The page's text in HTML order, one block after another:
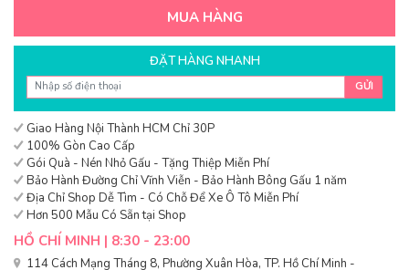
MUA HÀNG
ĐẶT HÀNG NHANH
GỬI
Giao Hàng Nội Thành HCM Chỉ 30P
100% Gòn Cao Cấp
Gói Quà - Nén Nhỏ Gấu - Tặng Thiệp Miễn Phí
Bảo Hành Đường Chỉ Vĩnh Viễn - Bảo Hành Bông Gấu 1 năm
Địa Chỉ Shop Dễ Tìm - Có Chỗ Để Xe Ô Tô Miễn Phí
Hơn 500 Mẫu Có Sẵn tại Shop
HỒ CHÍ MINH | 8:30 - 23:00
114 Cách Mạng Tháng 8, Phường Xuân Hòa, TP. Hồ Chí Minh -